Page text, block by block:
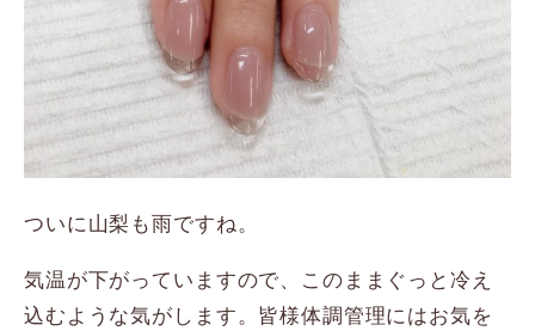
ついに山梨も雨ですね。
気温が下がっていますので、このままぐっと冷え
込むような気がします。皆様体調管理にはお気を